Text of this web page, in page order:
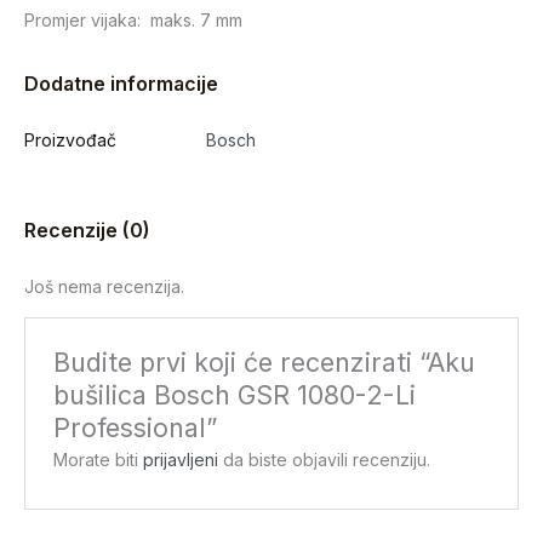
Promjer vijaka: maks. 7 mm
Dodatne informacije
Proizvođač Bosch
Recenzije (0)
Još nema recenzija.
Budite prvi koji će recenzirati “Aku
bušilica Bosch GSR 1080-2-Li
Professional”
Morate bitiprijavljeni da biste objavili recenziju.